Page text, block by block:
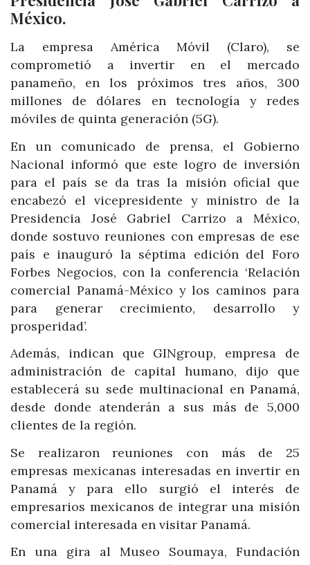
México.
La empresa América Móvil (Claro), se
comprometió a invertir en el mercado
panameño, en los próximos tres años, 300
millones de dólares en tecnología y redes
móviles de quinta generación (5G).
En un comunicado de prensa, el Gobierno
Nacional informó que este logro de inversión
para el país se da tras la misión oficial que
encabezó el vicepresidente y ministro de la
Presidencia José Gabriel Carrizo a México,
donde sostuvo reuniones con empresas de ese
país e inauguró la séptima edición del Foro
Forbes Negocios, con la conferencia ‘Relación
comercial Panamá-México y los caminos para
para generar crecimiento, desarrollo y
prosperidad’.
Además, indican que GINgroup, empresa de
administración de capital humano, dijo que
establecerá su sede multinacional en Panamá,
desde donde atenderán a sus más de 5,000
clientes de la región.
Se realizaron reuniones con más de 25
empresas mexicanas interesadas en invertir en
Panamá y para ello surgió el interés de
empresarios mexicanos de integrar una misión
comercial interesada en visitar Panamá.
En una gira al Museo Soumaya, Fundación